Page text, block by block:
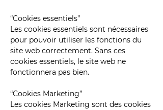
“Cookies essentiels”
Les cookies essentiels sont nécessaires
pour pouvoir utiliser les fonctions du
site web correctement. Sans ces
cookies essentiels, le site web ne
fonctionnera pas bien.
“Cookies Marketing”
Les cookies Marketing sont des cookies